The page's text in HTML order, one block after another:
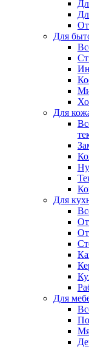
Для
Для
Для
От
Для